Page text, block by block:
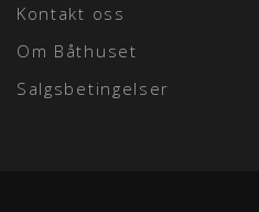
Kontakt oss
Om Båthuset
Salgsbetingelser